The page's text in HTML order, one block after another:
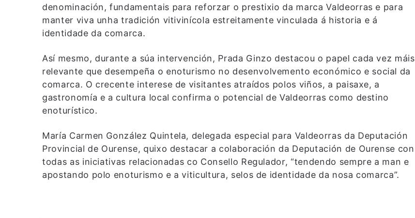
denominación, fundamentais para reforzar o prestixio da marca Valdeorras e para
manter viva unha tradición vitivinícola estreitamente vinculada á historia e á
identidade da comarca.
Así mesmo, durante a súa intervención, Prada Ginzo destacou o papel cada vez máis
relevante que desempeña o enoturismo no desenvolvemento económico e social da
comarca. O crecente interese de visitantes atraídos polos viños, a paisaxe, a
gastronomía e a cultura local confirma o potencial de Valdeorras como destino
enoturístico.
María Carmen González Quintela, delegada especial para Valdeorras da Deputación
Provincial de Ourense, quixo destacar a colaboración da Deputación de Ourense con
todas as iniciativas relacionadas co Consello Regulador, “tendendo sempre a man e
apostando polo enoturismo e a viticultura, selos de identidade da nosa comarca”.